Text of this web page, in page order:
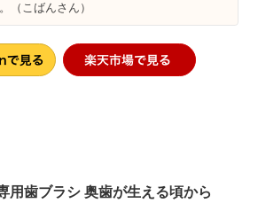
（こばんさん）
用歯ブラシ 奥歯が生える頃から